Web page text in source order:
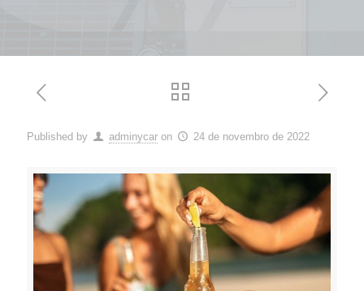
Published by adminycar on 24 de novembro de 2022